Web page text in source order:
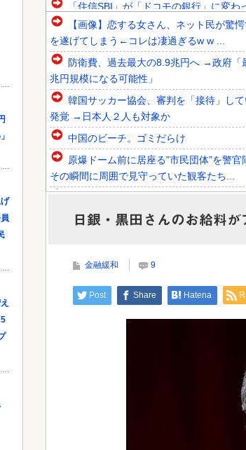
「住信SBI」が「ドコモの銀行」に変
韓国人「欧州メディアがロンドン五輪
韓国人「韓国サッカー協会関係者が『
韓国人「不適切接待疑惑、2002年イタ
Powered by livedoor 相互RSS
【画像】恋する女さん、ネット民が驚
を遂げてしまう←コレは凄過ぎるw w ...
防衛費、過去最大の8.9兆円へ →政府「
兆円規模になる可能性」
韓国サッカー協会、審判を「接待」し
発覚 →日本人２人も対象か
中国のビーチ。ゴミだらけ
原爆ドーム前に居座る”市民団体”を警官
その瞬間に周囲で見守っていた観客たち...
を訴えようとしたら男に阻止された！」 ...
Powered by livedoor 相互RSS
日銀・黒田さんのお給料
金融緩和 9
Post Share Hatena